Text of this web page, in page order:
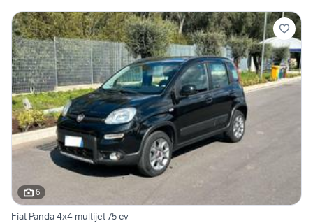
6
Fiat Panda 4x4 multijet 75 cv